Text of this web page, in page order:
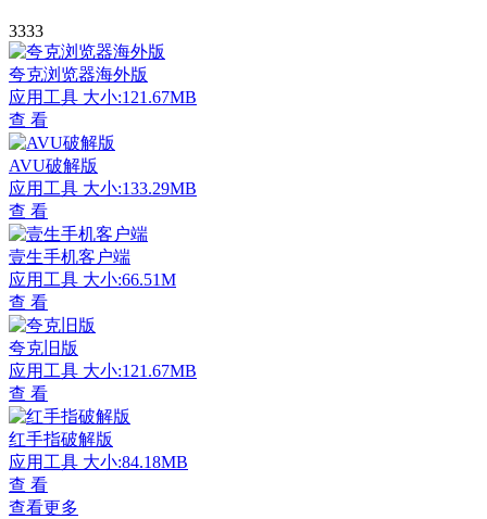
3333
夸克浏览器海外版
应用工具 大小:121.67MB
查 看
AVU破解版
应用工具 大小:133.29MB
查 看
壹生手机客户端
应用工具 大小:66.51M
查 看
夸克旧版
应用工具 大小:121.67MB
查 看
红手指破解版
应用工具 大小:84.18MB
查 看
查看更多